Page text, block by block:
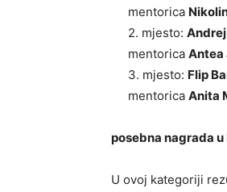
mentorica
2. mjesto:
mentorica Antea
3. mjesto: Flip
mentorica Anita
posebna nagrada
U ovoj kategoriji